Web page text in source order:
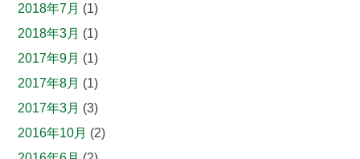
2018年7月 (1)
2018年3月 (1)
2017年9月 (1)
2017年8月 (1)
2017年3月 (3)
2016年10月 (2)